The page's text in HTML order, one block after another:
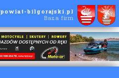
powiat-bilgorajski.pl
Baza firm